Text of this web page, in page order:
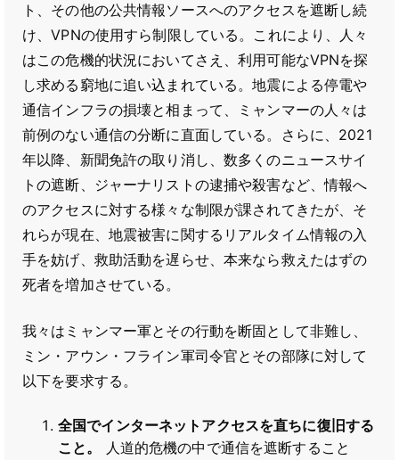
ト、その他の公共情報ソースへのアクセスを遮断し続
け、VPNの使用すら制限している。これにより、人々
はこの危機的状況においてさえ、利用可能なVPNを探
し求める窮地に追い込まれている。地震による停電や
通信インフラの損壊と相まって、ミャンマーの人々は
前例のない通信の分断に直面している。さらに、2021
年以降、新聞免許の取り消し、数多くのニュースサイ
トの遮断、ジャーナリストの逮捕や殺害など、情報へ
のアクセスに対する様々な制限が課されてきたが、そ
れらが現在、地震被害に関するリアルタイム情報の入
手を妨げ、救助活動を遅らせ、本来なら救えたはずの
死者を増加させている。
我々はミャンマー軍とその行動を断固として非難し、
ミン・アウン・フライン軍司令官とその部隊に対して
以下を要求する。
全国でインターネットアクセスを直ちに復旧する
こと。
人道的危機の中で通信を遮断すること